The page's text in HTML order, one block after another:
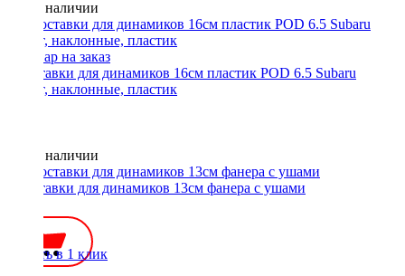
Нет в наличии
Проставки для динамиков 16см пластик POD 6.5 Subaru
фронт, наклонные, пластик
Нет в наличии
Проставки для динамиков 13см фанера с ушами
Купить в 1 клик